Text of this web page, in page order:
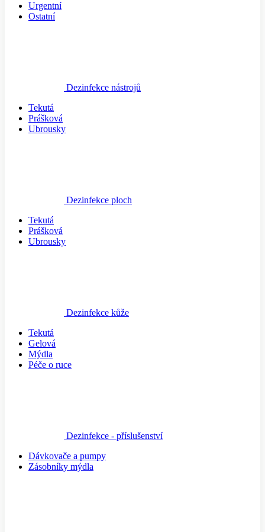
Urgentní
Ostatní
Dezinfekce nástrojů
Tekutá
Prášková
Ubrousky
Dezinfekce ploch
Tekutá
Prášková
Ubrousky
Dezinfekce kůže
Tekutá
Gelová
Mýdla
Péče o ruce
Dezinfekce - příslušenství
Dávkovače a pumpy
Zásobníky mýdla